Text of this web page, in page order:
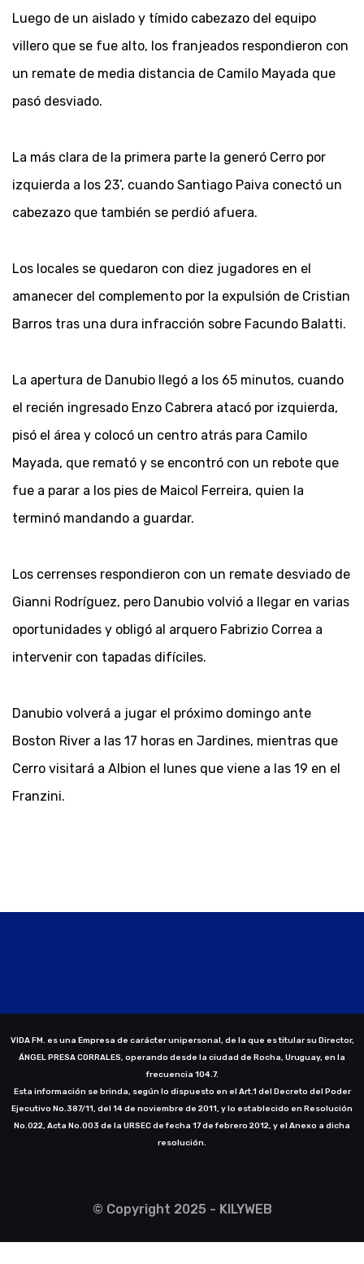
Luego de un aislado y tímido cabezazo del equipo
villero que se fue alto, los franjeados respondieron con
un remate de media distancia de Camilo Mayada que
pasó desviado.
La más clara de la primera parte la generó Cerro por
izquierda a los 23’, cuando Santiago Paiva conectó un
cabezazo que también se perdió afuera.
Los locales se quedaron con diez jugadores en el
amanecer del complemento por la expulsión de Cristian
Barros tras una dura infracción sobre Facundo Balatti.
La apertura de Danubio llegó a los 65 minutos, cuando
el recién ingresado Enzo Cabrera atacó por izquierda,
pisó el área y colocó un centro atrás para Camilo
Mayada, que remató y se encontró con un rebote que
fue a parar a los pies de Maicol Ferreira, quien la
terminó mandando a guardar.
Los cerrenses respondieron con un remate desviado de
Gianni Rodríguez, pero Danubio volvió a llegar en varias
oportunidades y obligó al arquero Fabrizio Correa a
intervenir con tapadas difíciles.
Danubio volverá a jugar el próximo domingo ante
Boston River a las 17 horas en Jardines, mientras que
Cerro visitará a Albion el lunes que viene a las 19 en el
Franzini.
VIDA FM. es una Empresa de carácter unipersonal, de la que es titular su Director,
ÁNGEL PRESA CORRALES, operando desde la ciudad de Rocha, Uruguay, en la
frecuencia 104.7.
Esta información se brinda, según lo dispuesto en el Art.1 del Decreto del Poder
Ejecutivo No.387/11, del 14 de noviembre de 2011, y lo establecido en Resolución
No.022, Acta No.003 de la URSEC de fecha 17 de febrero 2012, y el Anexo a dicha
resolución.
© Copyright 2025 - KILYWEB